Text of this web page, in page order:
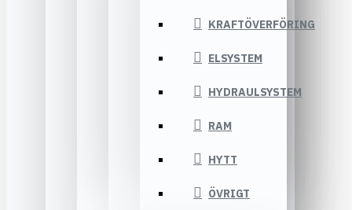
KRAFTÖVERFÖRING
ELSYSTEM
HYDRAULSYSTEM
RAM
HYTT
ÖVRIGT